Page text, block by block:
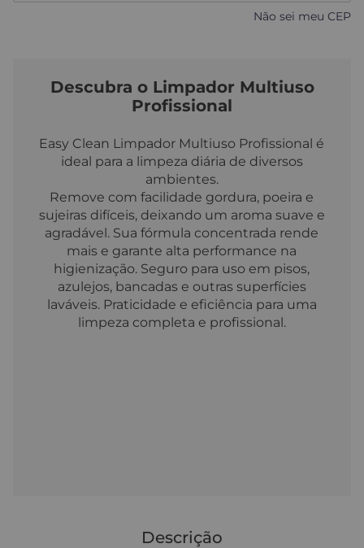
Não sei meu CEP
Descubra o Limpador Multiuso
Profissional
Easy Clean Limpador Multiuso Profissional é
ideal para a limpeza diária de diversos
ambientes.
Remove com facilidade gordura, poeira e
sujeiras difíceis, deixando um aroma suave e
agradável. Sua fórmula concentrada rende
mais e garante alta performance na
higienização. Seguro para uso em pisos,
azulejos, bancadas e outras superfícies
laváveis. Praticidade e eficiência para uma
limpeza completa e profissional.
Descrição